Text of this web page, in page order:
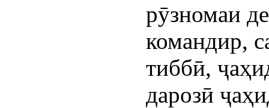
рӯзномаи
командир,
тиббӣ,
дарозӣ